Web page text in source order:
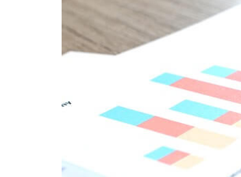
Hit enter to search or